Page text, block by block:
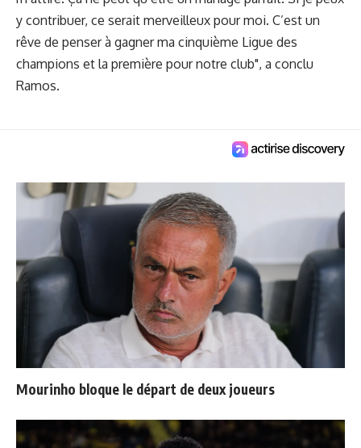
y contribuer, ce serait merveilleux pour moi. C’est un
rêve de penser à gagner ma cinquième Ligue des
champions et la première pour notre club", a conclu
Ramos.
Mourinho bloque le départ de deux joueurs